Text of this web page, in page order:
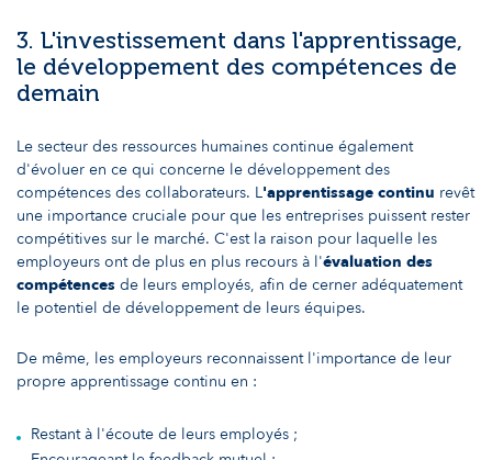
3. L'investissement dans l'apprentissage,
le développement des compétences de
demain
Le secteur des ressources humaines continue également
d'évoluer en ce qui concerne le développement des
compétences des collaborateurs. L'apprentissage continu revêt
une importance cruciale pour que les entreprises puissent rester
compétitives sur le marché. C'est la raison pour laquelle les
employeurs ont de plus en plus recours à l'évaluation des
compétences de leurs employés, afin de cerner adéquatement
le potentiel de développement de leurs équipes.
De même, les employeurs reconnaissent l'importance de leur
propre apprentissage continu en :
Restant à l'écoute de leurs employés ;